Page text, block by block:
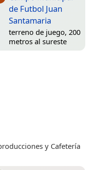
de Futbol Juan
Santamaria
terreno de juego, 200
metros al sureste
y Cafetería